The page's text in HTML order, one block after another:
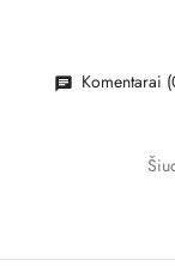
Komentarai